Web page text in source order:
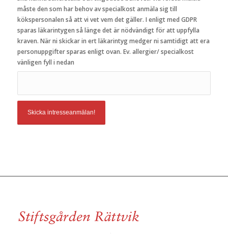
måste den som har behov av specialkost anmäla sig till
kökspersonalen så att vi vet vem det gäller. I enligt med GDPR
sparas läkarintygen så länge det är nödvändigt för att uppfylla
kraven. När ni skickar in ert läkarintyg medger ni samtidigt att era
personuppgifter sparas enligt ovan. Ev. allergier/ specialkost
vänligen fyll i nedan